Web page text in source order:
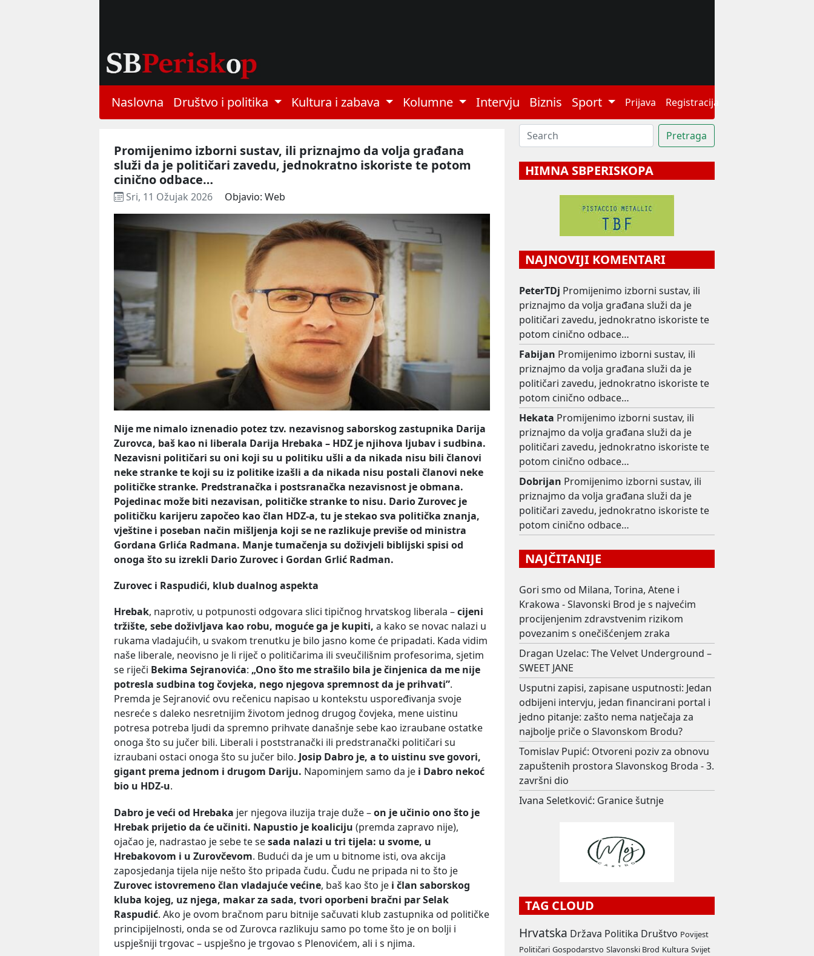
Naslovna Društvo i politika Kultura i zabava Kolumne Intervju Biznis Sport Prijava Registracija
Promijenimo izborni sustav, ili priznajmo da volja građana
služi da je političari zavedu, jednokratno iskoriste te potom
cinično odbace…
Sri, 11 Ožujak 2026 Objavio: Web
Nije me nimalo iznenadio potez tzv. nezavisnog saborskog zastupnika Darija
Zurovca, baš kao ni liberala Darija Hrebaka – HDZ je njihova ljubav i sudbina.
Nezavisni političari su oni koji su u politiku ušli a da nikada nisu bili članovi
neke stranke te koji su iz politike izašli a da nikada nisu postali članovi neke
političke stranke. Predstranačka i postsranačka nezavisnost je obmana.
Pojedinac može biti nezavisan, političke stranke to nisu. Dario Zurovec je
političku karijeru započeo kao član HDZ-a, tu je stekao sva politička znanja,
vještine i poseban način mišljenja koji se ne razlikuje previše od ministra
Gordana Grlića Radmana. Manje tumačenja su doživjeli biblijski spisi od
onoga što su izrekli Dario Zurovec i Gordan Grlić Radman.
Zurovec i Raspudići, klub dualnog aspekta
Hrebak, naprotiv, u potpunosti odgovara slici tipičnog hrvatskog liberala –cijeni
tržište, sebe doživljava kao robu, moguće ga je kupiti, a kako se novac nalazi u
rukama vladajućih, u svakom trenutku je bilo jasno kome će pripadati. Kada vidim
naše liberale, neovisno je li riječ o političarima ili sveučilišnim profesorima, sjetim
se riječi Bekima Sejranovića: „Ono što me strašilo bila je činjenica da me nije
potresla sudbina tog čovjeka, nego njegova spremnost da je prihvati”.
Premda je Sejranović ovu rečenicu napisao u kontekstu uspoređivanja svoje
nesreće s daleko nesretnijim životom jednog drugog čovjeka, mene uistinu
potresa potreba ljudi da spremno prihvate današnje sebe kao izraubane ostatke
onoga što su jučer bili. Liberali i poststranački ili predstranački političari su
izraubani ostaci onoga što su jučer bilo. Josip Dabro je, a to uistinu sve govori,
gigant prema jednom i drugom Dariju. Napominjem samo da je i Dabro nekoć
bio u HDZ-u.
Dabro je veći od Hrebaka jer njegova iluzija traje duže –on je učinio ono što je
Hrebak prijetio da će učiniti. Napustio je koaliciju (premda zapravo nije),
ojačao je, nadrastao je sebe te sesada nalazi u tri tijela: u svome, u
Hrebakovom i u Zurovčevom. Budući da je um u bitnome isti, ova akcija
zaposjedanja tijela nije nešto što pripada čudu. Čudu ne pripada ni to što je
Zurovec istovremeno član vladajuće većine, baš kao što je i član saborskog
kluba kojeg, uz njega, makar za sada, tvori oporbeni bračni par Selak
Raspudić. Ako je ovom bračnom paru bitnije sačuvati klub zastupnika od političke
principijelnosti, onda se od Zurovca razlikuju samo po tome što je on bolji i
uspješniji trgovac – uspješno je trgovao s Plenovićem, ali i s njima.
HIMNA SBPERISKOPA
NAJNOVIJI KOMENTARI
PeterTDj Promijenimo izborni sustav, ili
priznajmo da volja građana služi da je
političari zavedu, jednokratno iskoriste te
potom cinično odbace…
Fabijan Promijenimo izborni sustav, ili
priznajmo da volja građana služi da je
političari zavedu, jednokratno iskoriste te
potom cinično odbace…
Hekata Promijenimo izborni sustav, ili
priznajmo da volja građana služi da je
političari zavedu, jednokratno iskoriste te
potom cinično odbace…
Dobrijan Promijenimo izborni sustav, ili
priznajmo da volja građana služi da je
političari zavedu, jednokratno iskoriste te
potom cinično odbace…
NAJČITANIJE
Gori smo od Milana, Torina, Atene i
Krakowa - Slavonski Brod je s najvećim
procijenjenim zdravstvenim rizikom
povezanim s onečišćenjem zraka
Dragan Uzelac: The Velvet Underground –
SWEET JANE
Usputni zapisi, zapisane usputnosti: Jedan
odbijeni intervju, jedan financirani portal i
jedno pitanje: zašto nema natječaja za
najbolje priče o Slavonskom Brodu?
Tomislav Pupić: Otvoreni poziv za obnovu
zapuštenih prostora Slavonskog Broda - 3.
završni dio
Ivana Seletković: Granice šutnje
TAG CLOUD
Hrvatska Država Politika Društvo Povijest
Političari Gospodarstvo Slavonski Brod Kultura Svijet